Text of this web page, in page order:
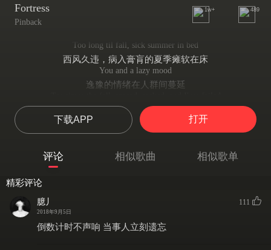
Fortress
Pinback
1w+ 489
Too long til fall, sick summer in bed
西风久违，病入膏肓的夏季瘫软在床
You and a lazy mood
逸豫的情绪在人群间蔓延
回想那十件诱人跌落、传谣、劫掠之事，令我失败了
Nobody move, nobody move
却没人出声，没人轻举妄动
秋，姗姗来迟，床上的等待令人发抖
翻阅破碎的历史证明，查找腐烂的旧日依据
Nobody move, nobody move
下载APP 打开
评论 相似歌曲 相似歌单
精彩评论
臆丿
2018年9月5日
111
倒数计时不声响 当事人立刻遗忘